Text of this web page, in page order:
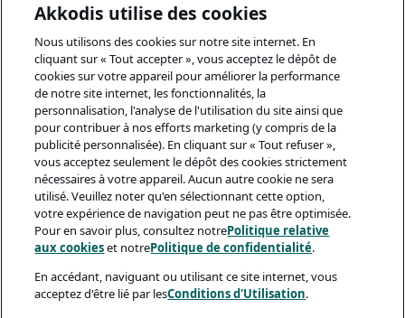
Akkodis utilise des cookies
Nous utilisons des cookies sur notre site internet. En
cliquant sur « Tout accepter », vous acceptez le dépôt de
cookies sur votre appareil pour améliorer la performance
de notre site internet, les fonctionnalités, la
personnalisation, l'analyse de l'utilisation du site ainsi que
pour contribuer à nos efforts marketing (y compris de la
publicité personnalisée). En cliquant sur « Tout refuser »,
vous acceptez seulement le dépôt des cookies strictement
nécessaires à votre appareil. Aucun autre cookie ne sera
utilisé. Veuillez noter qu'en sélectionnant cette option,
votre expérience de navigation peut ne pas être optimisée.
Pour en savoir plus, consultez notrePolitique relative
aux cookieset notrePolitique de confidentialité.
En accédant, naviguant ou utilisant ce site internet, vous
acceptez d'être lié par lesConditions d'Utilisation.